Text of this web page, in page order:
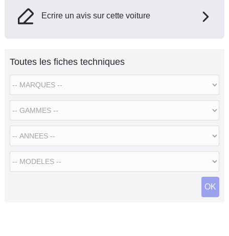
Ecrire un avis sur cette voiture
Toutes les fiches techniques